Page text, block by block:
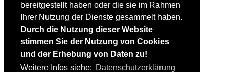
bereitgestellt haben oder die sie im Rahmen
Ihrer Nutzung der Dienste gesammelt haben.
Durch die Nutzung dieser Website
stimmen Sie der Nutzung von Cookies
und der Erhebung von Daten zu!
Weitere Infos siehe: Datenschutzerklärung
EQUIPMENT
Skibekleidung
Skischuhe
Bootfitting
Skihelme
Skiservice selbst